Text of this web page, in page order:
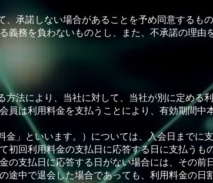
承諾しない場合があることを予め同意するも
義務を負わないものとし、また、不承諾の理由
法により、当社に対して、当社が別に定める
員は利⽤料⾦を⽀払うことにより、有効期間中
」といいます。）については、⼊会⽇までに
初回利⽤料⾦の⽀払⽇に応答する⽇に⽀払うも
の⽀払⽇に応答する⽇がない場合には、その前
途中で退会した場合であっても、利⽤料⾦の⽇